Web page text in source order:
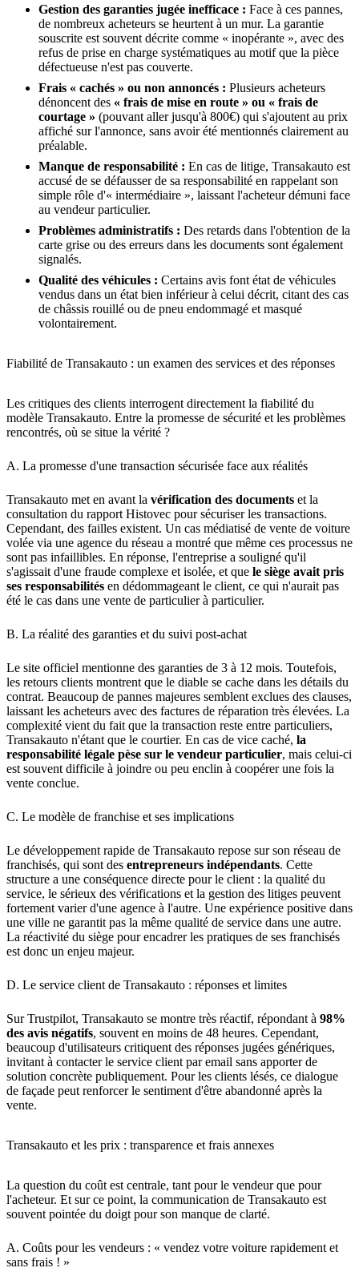
Gestion des garanties jugée inefficace : Face à ces pannes,
de nombreux acheteurs se heurtent à un mur. La garantie
souscrite est souvent décrite comme « inopérante », avec des
refus de prise en charge systématiques au motif que la pièce
défectueuse n'est pas couverte.
Frais « cachés » ou non annoncés : Plusieurs acheteurs
dénoncent des « frais de mise en route » ou « frais de
courtage » (pouvant aller jusqu'à 800€) qui s'ajoutent au prix
affiché sur l'annonce, sans avoir été mentionnés clairement au
préalable.
Manque de responsabilité : En cas de litige, Transakauto est
accusé de se défausser de sa responsabilité en rappelant son
simple rôle d'« intermédiaire », laissant l'acheteur démuni face
au vendeur particulier.
Problèmes administratifs : Des retards dans l'obtention de la
carte grise ou des erreurs dans les documents sont également
signalés.
Qualité des véhicules : Certains avis font état de véhicules
vendus dans un état bien inférieur à celui décrit, citant des cas
de châssis rouillé ou de pneu endommagé et masqué
volontairement.
Fiabilité de Transakauto : un examen des services et des réponses
Les critiques des clients interrogent directement la fiabilité du
modèle Transakauto. Entre la promesse de sécurité et les problèmes
rencontrés, où se situe la vérité ?
A. La promesse d'une transaction sécurisée face aux réalités
Transakauto met en avant la vérification des documents et la
consultation du rapport Histovec pour sécuriser les transactions.
Cependant, des failles existent. Un cas médiatisé de vente de voiture
volée via une agence du réseau a montré que même ces processus ne
sont pas infaillibles. En réponse, l'entreprise a souligné qu'il
s'agissait d'une fraude complexe et isolée, et que le siège avait pris
ses responsabilités en dédommageant le client, ce qui n'aurait pas
été le cas dans une vente de particulier à particulier.
B. La réalité des garanties et du suivi post-achat
Le site officiel mentionne des garanties de 3 à 12 mois. Toutefois,
les retours clients montrent que le diable se cache dans les détails du
contrat. Beaucoup de pannes majeures semblent exclues des clauses,
laissant les acheteurs avec des factures de réparation très élevées. La
complexité vient du fait que la transaction reste entre particuliers,
Transakauto n'étant que le courtier. En cas de vice caché, la
responsabilité légale pèse sur le vendeur particulier, mais celui-ci
est souvent difficile à joindre ou peu enclin à coopérer une fois la
vente conclue.
C. Le modèle de franchise et ses implications
Le développement rapide de Transakauto repose sur son réseau de
franchisés, qui sont des entrepreneurs indépendants. Cette
structure a une conséquence directe pour le client : la qualité du
service, le sérieux des vérifications et la gestion des litiges peuvent
fortement varier d'une agence à l'autre. Une expérience positive dans
une ville ne garantit pas la même qualité de service dans une autre.
La réactivité du siège pour encadrer les pratiques de ses franchisés
est donc un enjeu majeur.
D. Le service client de Transakauto : réponses et limites
Sur Trustpilot, Transakauto se montre très réactif, répondant à 98%
des avis négatifs, souvent en moins de 48 heures. Cependant,
beaucoup d'utilisateurs critiquent des réponses jugées génériques,
invitant à contacter le service client par email sans apporter de
solution concrète publiquement. Pour les clients lésés, ce dialogue
de façade peut renforcer le sentiment d'être abandonné après la
vente.
Transakauto et les prix : transparence et frais annexes
La question du coût est centrale, tant pour le vendeur que pour
l'acheteur. Et sur ce point, la communication de Transakauto est
souvent pointée du doigt pour son manque de clarté.
A. Coûts pour les vendeurs : « vendez votre voiture rapidement et
sans frais ! »